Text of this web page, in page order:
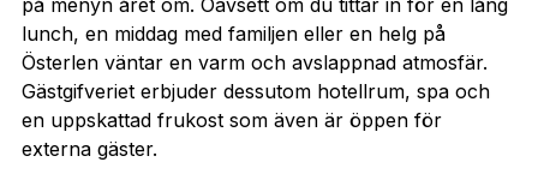
på menyn året om. Oavsett om du tittar in för en lång
lunch, en middag med familjen eller en helg på
Österlen väntar en varm och avslappnad atmosfär.
Gästgifveriet erbjuder dessutom hotellrum, spa och
en uppskattad frukost som även är öppen för
externa gäster.